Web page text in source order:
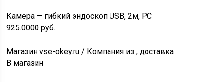
Камера — гибкий эндоскоп USB, 2м, PC
925.0000руб.
Магазин vse-okey.ru / Компания из , доставка
В магазин